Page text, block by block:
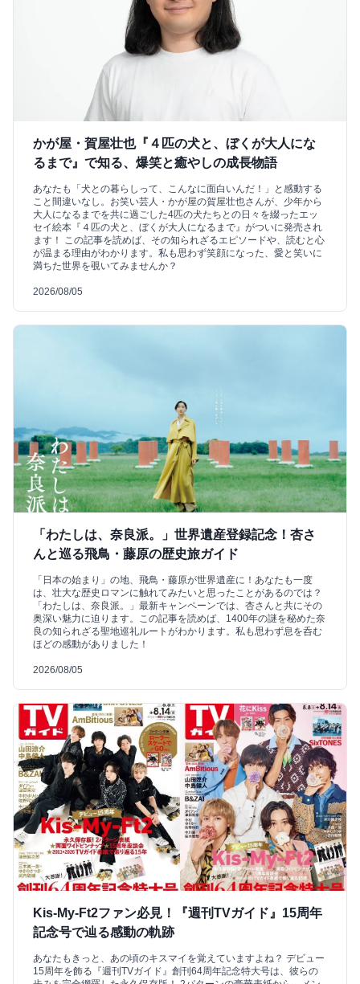
かが屋・賀屋壮也『４匹の犬と、ぼくが大人にな
るまで』で知る、爆笑と癒やしの成長物語
あなたも「犬との暮らしって、こんなに面白いんだ！」と感動する
こと間違いなし。お笑い芸人・かが屋の賀屋壮也さんが、少年から
大人になるまでを共に過ごした4匹の犬たちとの日々を綴ったエッ
セイ絵本『４匹の犬と、ぼくが大人になるまで』がついに発売され
ます！ この記事を読めば、その知られざるエピソードや、読むと心
が温まる理由がわかります。私も思わず笑顔になった、愛と笑いに
満ちた世界を覗いてみませんか？
2026/08/05
「わたしは、奈良派。」世界遺産登録記念！杏さ
んと巡る飛鳥・藤原の歴史旅ガイド
「日本の始まり」の地、飛鳥・藤原が世界遺産に！あなたも一度
は、壮大な歴史ロマンに触れてみたいと思ったことがあるのでは？
「わたしは、奈良派。」最新キャンペーンでは、杏さんと共にその
奥深い魅力に迫ります。この記事を読めば、1400年の謎を秘めた奈
良の知られざる聖地巡礼ルートがわかります。私も思わず息を呑む
ほどの感動がありました！
2026/08/05
Kis-My-Ft2ファン必見！『週刊TVガイド』15周年
記念号で辿る感動の軌跡
あなたもきっと、あの頃のキスマイを覚えていますよね？ デビュー
15周年を飾る『週刊TVガイド』創刊64周年記念特大号は、彼らの